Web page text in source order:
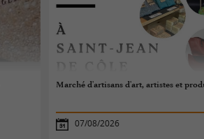
Marché d'artisans d'art, artistes et
07/08/2026